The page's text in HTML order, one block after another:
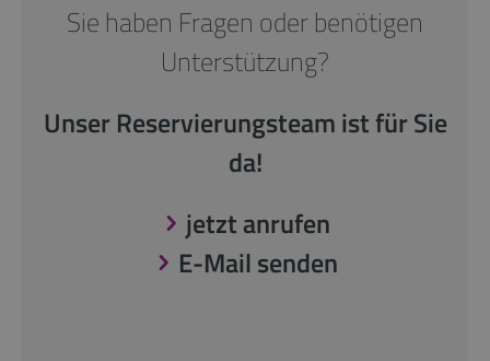
Sie haben Fragen oder benötigen
Unterstützung?
Unser Reservierungsteam ist für Sie
da!
jetzt anrufen
E-Mail senden